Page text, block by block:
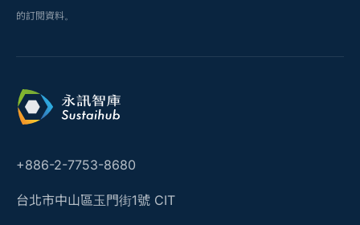
的訂閱資料。
+886-2-7753-8680
台北市中山區玉門街1號 CIT